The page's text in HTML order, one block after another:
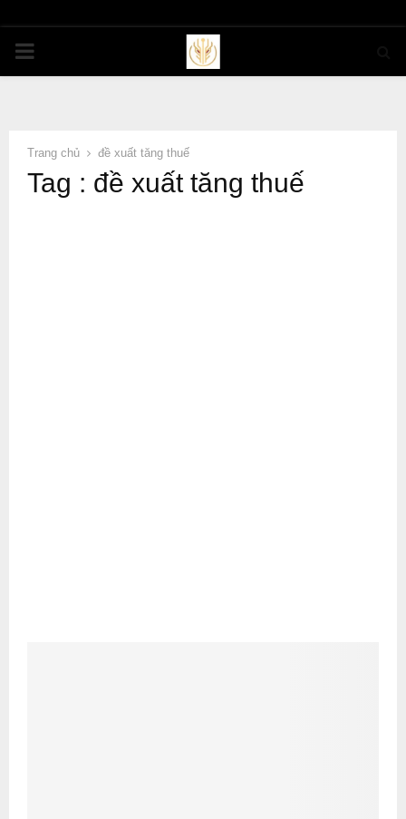
PRIMARY
Trang chủ đề xuất tăng thuế
Tag : đề xuất tăng thuế